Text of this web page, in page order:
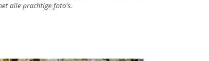
alle prachtige foto’s.